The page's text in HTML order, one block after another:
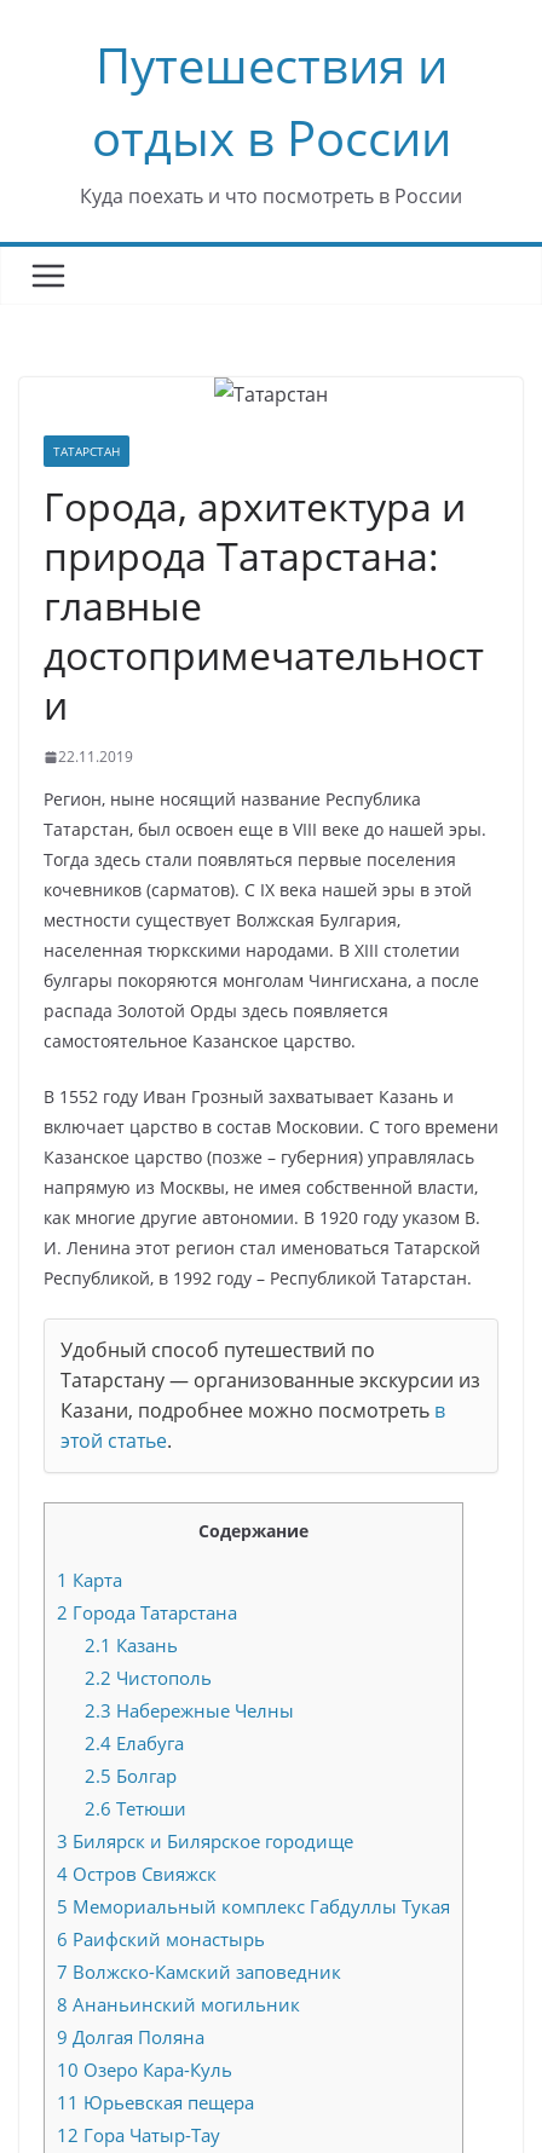
содержимомуПутешествия и
отдых в России
Куда поехать и что посмотреть в России
ТАТАРСТАН
Города, архитектура и
природа Татарстана:
главные
достопримечательност
и
22.11.2019
Регион, ныне носящий название Республика
Татарстан, был освоен еще в VIII веке до нашей эры.
Тогда здесь стали появляться первые поселения
кочевников (сарматов). С IX века нашей эры в этой
местности существует Волжская Булгария,
населенная тюркскими народами. В XIII столетии
булгары покоряются монголам Чингисхана, а после
распада Золотой Орды здесь появляется
самостоятельное Казанское царство.
В 1552 году Иван Грозный захватывает Казань и
включает царство в состав Московии. С того времени
Казанское царство (позже – губерния) управлялась
напрямую из Москвы, не имея собственной власти,
как многие другие автономии. В 1920 году указом В.
И. Ленина этот регион стал именоваться Татарской
Республикой, в 1992 году – Республикой Татарстан.
Удобный способ путешествий по
Татарстану — организованные экскурсии из
Казани, подробнее можно посмотреть в
этой статье.
Содержание
1 Карта
2 Города Татарстана
2.1 Казань
2.2 Чистополь
2.3 Набережные Челны
2.4Елабуга
2.5 Болгар
2.6 Тетюши
3 Билярск и Билярское городище
4 Остров Свияжск
5 Мемориальный комплекс Габдуллы Тукая
6 Раифский монастырь
7 Волжско-Камский заповедник
8 Ананьинский могильник
9 Долгая Поляна
10 Озеро Кара-Куль
11 Юрьевская пещера
12 Гора Чатыр-Тау